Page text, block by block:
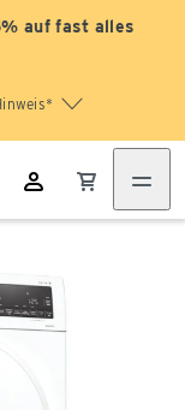
auf fast alles